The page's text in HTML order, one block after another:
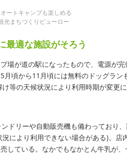
ートキャンプも楽しめる
光まちづくりビューロー
最適な施設がそろう
場が道の駅になったもので、電源が
月頃から11月頃には無料のドッグラン
等の天候状況により利用時期が変更に
ドリーや自動販売機も備わっており
により利用できない場合がある)。店
している。なかでもなかとん牛乳が、